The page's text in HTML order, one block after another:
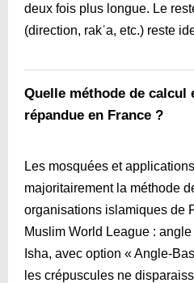
deux fois plus longue. Le
(direction, rakʿa, etc.) reste
Quelle méthode de calcul
répandue en France ?
Les mosquées et
majoritairement la méthode
organisations islamiques de
Muslim World League :
Isha, avec option « Angle-
les crépuscules ne